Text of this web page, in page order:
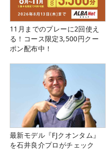
11月までのプレーに2回使え
る！コース限定3,500円クー
ポン配布中！
最新モデル『FJクオンタム』
を石井良介プロがチェック